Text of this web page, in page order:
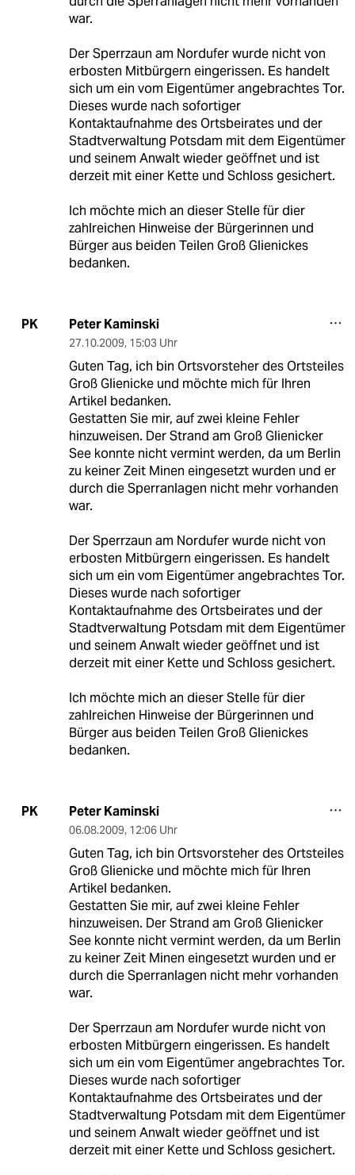
war.
Der Sperrzaun am Nordufer wurde nicht von
erbosten Mitbürgern eingerissen. Es handelt
sich um ein vom Eigentümer angebrachtes Tor.
Dieses wurde nach sofortiger
Kontaktaufnahme des Ortsbeirates und der
Stadtverwaltung Potsdam mit dem Eigentümer
und seinem Anwalt wieder geöffnet und ist
derzeit mit einer Kette und Schloss gesichert.
Ich möchte mich an dieser Stelle für dier
zahlreichen Hinweise der Bürgerinnen und
Bürger aus beiden Teilen Groß Glienickes
bedanken.
PK Peter Kaminski
27.10.2009, 15:03 Uhr
Guten Tag, ich bin Ortsvorsteher des Ortsteiles
Groß Glienicke und möchte mich für Ihren
Artikel bedanken.
Gestatten Sie mir, auf zwei kleine Fehler
hinzuweisen. Der Strand am Groß Glienicker
See konnte nicht vermint werden, da um Berlin
zu keiner Zeit Minen eingesetzt wurden und er
durch die Sperranlagen nicht mehr vorhanden
war.
Der Sperrzaun am Nordufer wurde nicht von
erbosten Mitbürgern eingerissen. Es handelt
sich um ein vom Eigentümer angebrachtes Tor.
Dieses wurde nach sofortiger
Kontaktaufnahme des Ortsbeirates und der
Stadtverwaltung Potsdam mit dem Eigentümer
und seinem Anwalt wieder geöffnet und ist
derzeit mit einer Kette und Schloss gesichert.
Ich möchte mich an dieser Stelle für dier
zahlreichen Hinweise der Bürgerinnen und
Bürger aus beiden Teilen Groß Glienickes
bedanken.
PK Peter Kaminski
06.08.2009, 12:06 Uhr
Guten Tag, ich bin Ortsvorsteher des Ortsteiles
Groß Glienicke und möchte mich für Ihren
Artikel bedanken.
Gestatten Sie mir, auf zwei kleine Fehler
hinzuweisen. Der Strand am Groß Glienicker
See konnte nicht vermint werden, da um Berlin
zu keiner Zeit Minen eingesetzt wurden und er
durch die Sperranlagen nicht mehr vorhanden
war.
Der Sperrzaun am Nordufer wurde nicht von
erbosten Mitbürgern eingerissen. Es handelt
sich um ein vom Eigentümer angebrachtes Tor.
Dieses wurde nach sofortiger
Kontaktaufnahme des Ortsbeirates und der
Stadtverwaltung Potsdam mit dem Eigentümer
und seinem Anwalt wieder geöffnet und ist
derzeit mit einer Kette und Schloss gesichert.